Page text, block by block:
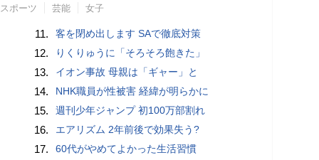
スポーツ 芸能 女子
11. 客を閉め出します SAで徹底対策
12. りくりゅうに「そろそろ飽きた」
13. イオン事故 母親は「ギャー」と
14. NHK職員が性被害 経緯が明らかに
15. 週刊少年ジャンプ 初100万部割れ
16. エアリズム 2年前後で効果失う?
17. 60代がやめてよかった生活習慣